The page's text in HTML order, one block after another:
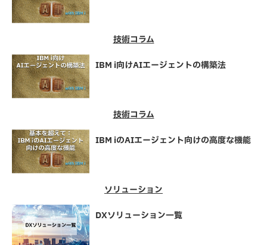
技術コラム
IBM i向けAIエージェントの構築法
技術コラム
IBM iのAIエージェント向けの高度な機能
ソリューション
DXソリューション一覧